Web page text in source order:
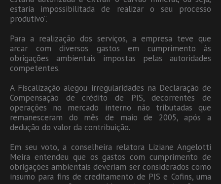
estaria impossibilitada de realizar o seu processo
produtivo”.
Para a realização dos serviços, a empresa teve que
arcar com diversos gastos em cumprimento às
obrigações ambientais impostas pelas autoridades
competentes.
A Fiscalização alegou irregularidades na Declaração de
Compensação de crédito de PIS, decorrentes de
operações no mercado interno não tributadas que
remanesceram do mês de maio de 2005, após a
dedução do valor da contribuição.
Em seu voto, a conselheira relatora Liziane Angelotti
Meira entendeu que os gastos com cumprimento de
obrigações ambientais deveriam ser considerados como
insumo para fins de creditamento de PIS e Cofins, uma